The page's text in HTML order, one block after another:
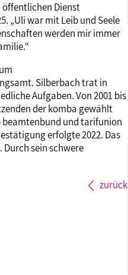
öffentlichen Dienst
„Uli war mit Leib und Seele
werden mir immer
Silberbach trat in
Aufgaben. Von 2001 bis
der komba gewählt
beamtenbund und tarifunion
erfolgte 2022. Das
sein schwere
zurück